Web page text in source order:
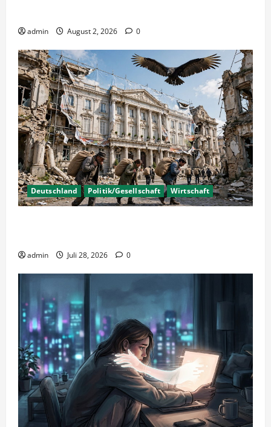
admin August 2, 2026 0
Deutschland Politik/Gesellschaft Wirtschaft
admin Juli 28, 2026 0